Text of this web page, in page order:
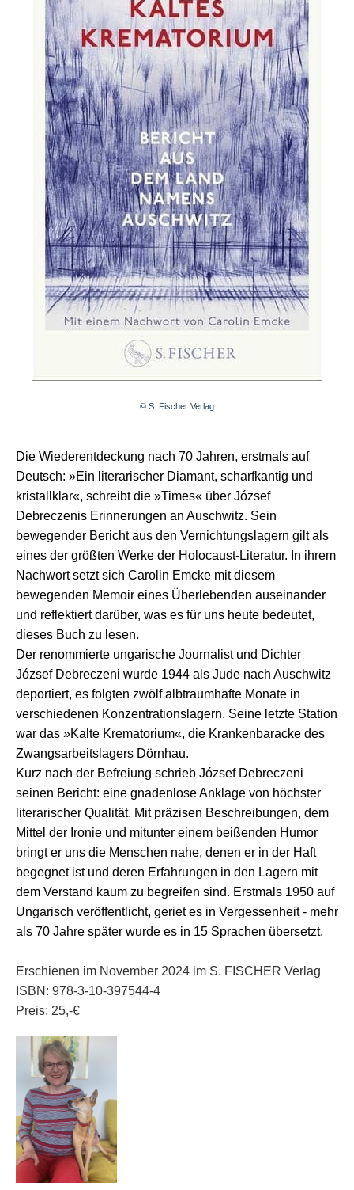
© S. Fischer Verlag
Die Wiederentdeckung nach 70 Jahren, erstmals auf
Deutsch: »Ein literarischer Diamant, scharfkantig und
kristallklar«, schreibt die »Times« über József
Debreczenis Erinnerungen an Auschwitz. Sein
bewegender Bericht aus den Vernichtungslagern gilt als
eines der größten Werke der Holocaust-Literatur. In ihrem
Nachwort setzt sich Carolin Emcke mit diesem
bewegenden Memoir eines Überlebenden auseinander
und reflektiert darüber, was es für uns heute bedeutet,
dieses Buch zu lesen.
Der renommierte ungarische Journalist und Dichter
József Debreczeni wurde 1944 als Jude nach Auschwitz
deportiert, es folgten zwölf albtraumhafte Monate in
verschiedenen Konzentrationslagern. Seine letzte Station
war das »Kalte Krematorium«, die Krankenbaracke des
Zwangsarbeitslagers Dörnhau.
Kurz nach der Befreiung schrieb József Debreczeni
seinen Bericht: eine gnadenlose Anklage von höchster
literarischer Qualität. Mit präzisen Beschreibungen, dem
Mittel der Ironie und mitunter einem beißenden Humor
bringt er uns die Menschen nahe, denen er in der Haft
begegnet ist und deren Erfahrungen in den Lagern mit
dem Verstand kaum zu begreifen sind. Erstmals 1950 auf
Ungarisch veröffentlicht, geriet es in Vergessenheit - mehr
als 70 Jahre später wurde es in 15 Sprachen übersetzt.
Erschienen im November 2024 im S. FISCHER Verlag
ISBN: 978-3-10-397544-4
Preis: 25,-€